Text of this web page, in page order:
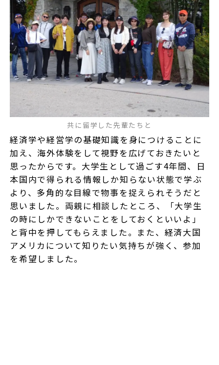
経済学や経営学の基礎知識を身につけることに
加え、海外体験をして視野を広げておきたいと
思ったからです。大学生として過ごす4年間、日
本国内で得られる情報しか知らない状態で学ぶ
より、多角的な目線で物事を捉えられそうだと
思いました。両親に相談したところ、「大学生
の時にしかできないことをしておくといいよ」
と背中を押してもらえました。また、経済大国
アメリカについて知りたい気持ちが強く、参加
を希望しました。
共に留学した先輩たちと